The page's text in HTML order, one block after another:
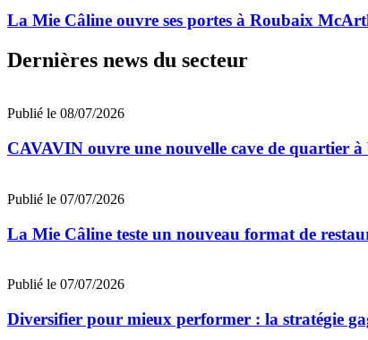
La Mie Câline ouvre ses portes à Roubaix
Dernières news du secteur
Publié le 08/07/2026
CAVAVIN ouvre une nouvelle cave de quartier à
Publié le 07/07/2026
La Mie Câline teste un nouveau format de
Publié le 07/07/2026
Diversifier pour mieux performer : la stratégie